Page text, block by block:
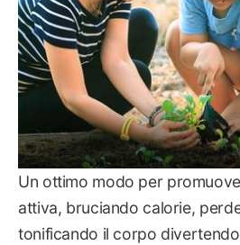
Un ottimo modo per
attiva, bruciando calorie,
tonificando il corpo